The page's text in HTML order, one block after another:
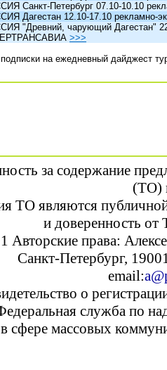
Санкт-Петербург 07.10-10.10
Дагестан 12.10-17.10 рекламно-
"Древний, чарующий Дагестан"
>>>
на ежедневный дайджест
за содержание
(ТО)
ТО являются
и доверенность от
Авторские права:
Санкт-Петербург,
email:
о
служба по
в сфере массовых